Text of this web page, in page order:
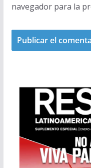
navegador para la